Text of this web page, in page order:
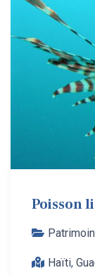
Poisson
Haïti,